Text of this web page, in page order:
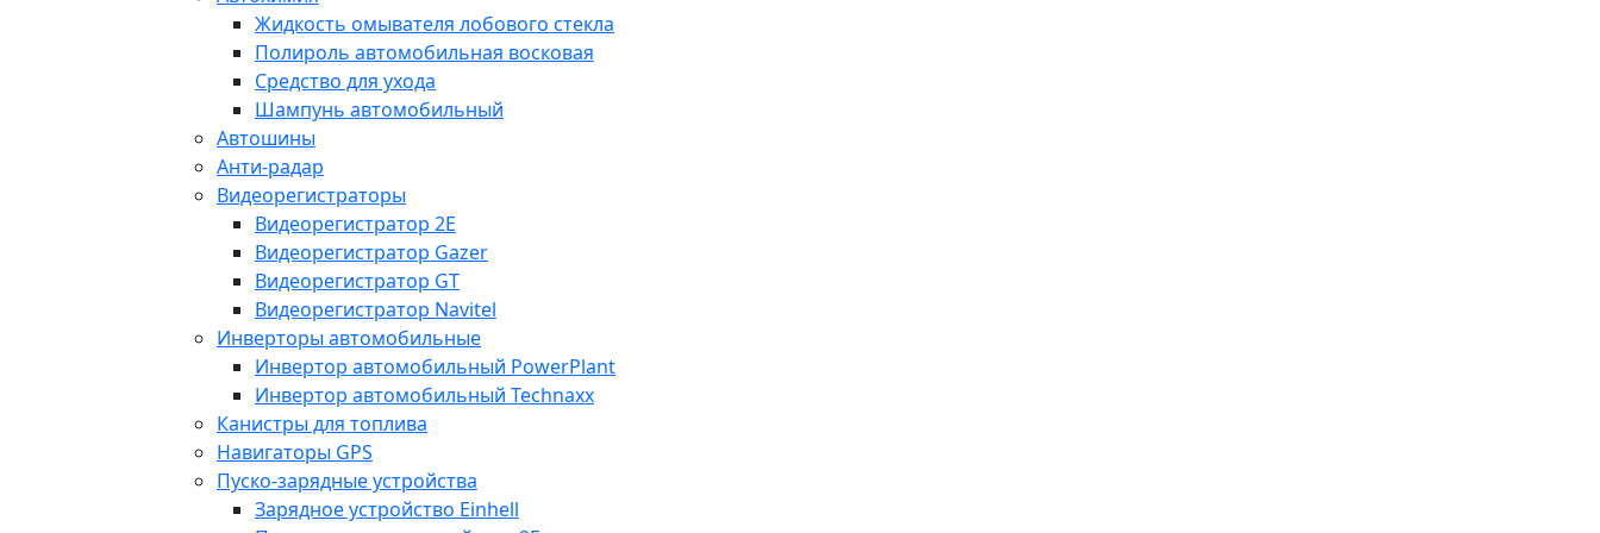
Жидкость омывателя лобового стекла
Полироль автомобильная восковая
Средство для ухода
Шампунь автомобильный
Автошины
Анти-радар
Видеорегистраторы
Видеорегистратор 2E
Видеорегистратор Gazer
Видеорегистратор GT
Видеорегистратор Navitel
Инверторы автомобильные
Инвертор автомобильный PowerPlant
Инвертор автомобильный Technaxx
Канистры для топлива
Навигаторы GPS
Пуско-зарядные устройства
Зарядное устройство Einhell